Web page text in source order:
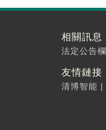
相關訊息
法定公告欄
友情鏈接
清博智能 |